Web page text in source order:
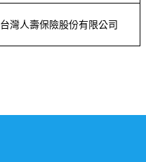
台灣人壽保險股份有限公司